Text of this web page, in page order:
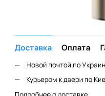
Доставка Оплата
Новой почтой по
Курьером к двери по